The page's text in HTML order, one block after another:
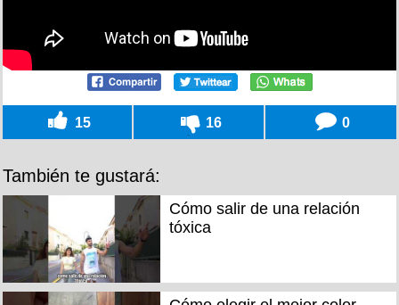
15 16 0
También te gustará:
Cómo salir de una relación
tóxica